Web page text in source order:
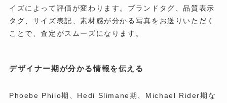
イズによって評価が変わります。ブランドタグ、品質表示
タグ、サイズ表記、素材感が分かる写真をお送りいただく
ことで、査定がスムーズになります。
デザイナー期が分かる情報を伝える
Phoebe Philo期、Hedi Slimane期、Michael Rider期な